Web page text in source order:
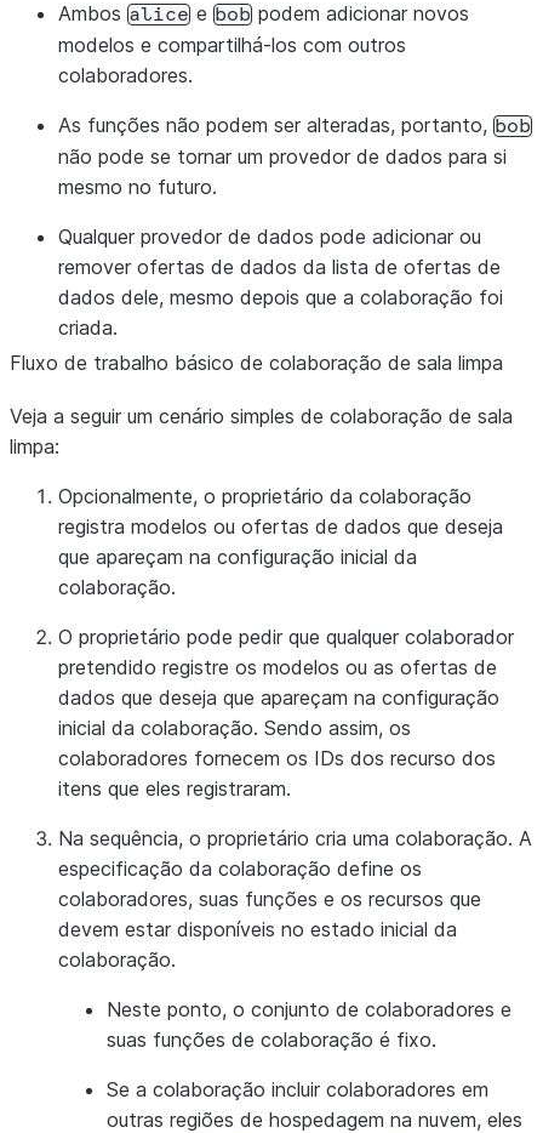
Ambos alice e bob podem adicionar novos
modelos e compartilhá-los com outros
colaboradores.
As funções não podem ser alteradas, portanto, bob
não pode se tornar um provedor de dados para si
mesmo no futuro.
Qualquer provedor de dados pode adicionar ou
remover ofertas de dados da lista de ofertas de
dados dele, mesmo depois que a colaboração foi
criada.
Fluxo de trabalho básico de colaboração de sala limpa
Veja a seguir um cenário simples de colaboração de sala
limpa:
Opcionalmente, o proprietário da colaboração
registra modelos ou ofertas de dados que deseja
que apareçam na configuração inicial da
colaboração.
O proprietário pode pedir que qualquer colaborador
pretendido registre os modelos ou as ofertas de
dados que deseja que apareçam na configuração
inicial da colaboração. Sendo assim, os
colaboradores fornecem os IDs dos recurso dos
itens que eles registraram.
Na sequência, o proprietário cria uma colaboração. A
especificação da colaboração define os
colaboradores, suas funções e os recursos que
devem estar disponíveis no estado inicial da
colaboração.
Neste ponto, o conjunto de colaboradores e
suas funções de colaboração é fixo.
Se a colaboração incluir colaboradores em
outras regiões de hospedagem na nuvem, eles